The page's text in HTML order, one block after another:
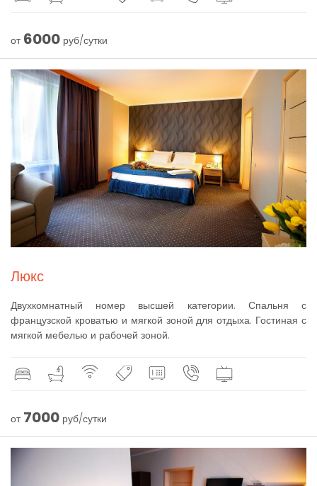
от 6000 руб/сутки
Люкс
Двухкомнатный номер высшей категории. Спальня с
французской кроватью и мягкой зоной для отдыха. Гостиная с
мягкой мебелью и рабочей зоной.
от 7000 руб/сутки